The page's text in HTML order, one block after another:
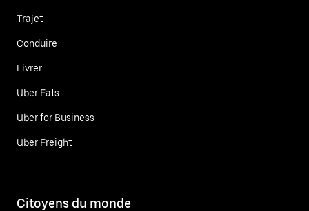
Trajet
Conduire
Livrer
Uber Eats
Uber for Business
Uber Freight
Citoyens du monde